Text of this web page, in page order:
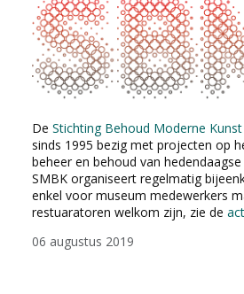
De Stichting Behoud Moderne Kunst
sinds 1995 bezig met projecten op
beheer en behoud van
SMBK organiseert regelmatig
enkel voor museum medewerkers
restuaratoren welkom zijn, zie de
06 augustus 2019